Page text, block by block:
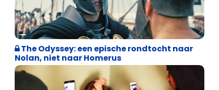
Weekblad 't Pallieterke
The Odyssey: een epische rondtocht naar
Nolan, niet naar Homerus